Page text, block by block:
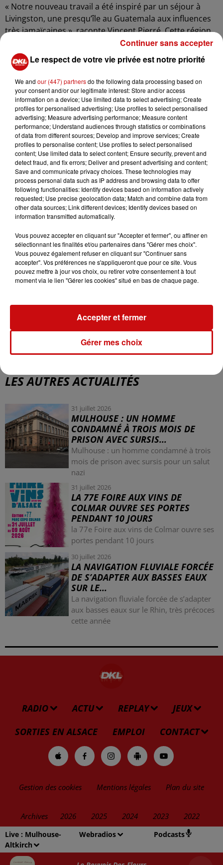
Live : Mulhouse-
Altkirch
Webradios Podcasts
« Notre nouveau travail a été inspiré par un séjour à
Livingston, une presqu’île au Guatemala aux influences
très jamaïcaines », raconte Vincent Pierré. Cette région
se distingue par sa culture caribéenne et son dialecte
unique, le Garifuna.
Un Album Collaboratif
Sur leur nouvel opus, Spirit Revolution collabore avec
Sugardaddy et Mr Kamanzi, deux artistes réguliers du
groupe. Le premier titre, "Livingstons Riddim", est
interprété par Daniel Bless des îles Vierges, tandis que
Stranjah Miller chante "Call On Jah". Les choristes de
Spirit Revolution, Moca, apportent une touche douce et
hypnotique à "The Sound of Reggae". L'album a été
enregistré en home studio à Labaroche, mixé par
Vincent Pierré et masterisé par Alchemy Dubs en
Angleterre. Toute la discographie du groupe est
disponible sur Spotify et autres plateformes.
Le 25 mai, Spirit Revolution se produira au Grillen à 20h.
La soirée reggae mettra également en vedette Tiwony,
Sugardaddy, Mr Kamanzi, G’Moses, et Manjah en sound
system. Ce sera la première performance de Tiwony à
reggae.
LES AUTRES ACTUALITÉS
31 juillet 2026
MULHOUSE : UN HOMME
CONDAMNÉ À TROIS MOIS DE
PRISON AVEC SURSIS...
Mulhouse : un homme condamné à trois
mois de prison avec sursis pour un salut
nazi
31 juillet 2026
LA 77E FOIRE AUX VINS DE
COLMAR OUVRE SES PORTES
PENDANT 10 JOURS
la 77e Foire aux vins de Colmar ouvre ses
portes pendant 10 jours
30 juillet 2026
LA NAVIGATION FLUVIALE FORCÉE
DE S’ADAPTER AUX BASSES EAUX
SUR LE...
La navigation fluviale forcée de s’adapter
aux basses eaux sur le Rhin, très précoces
cette année
RADIO ACTU REPLAY
JEUX
SORTIES EN ALSACE
EMPLOI CONTACT
Gestion des cookies Mentions légales Plan du site
Archives 2026 2025 2024 2023 2022
Le respect de votre vie privée est notre priorité
We and our (447) partnersdo the following data processing based on
your consent and/or our legitimate interest: Store and/or access
information on a device; Use limited data to select advertising; Create
profiles for personalised advertising; Use profiles to select personalised
advertising; Measure advertising performance; Measure content
performance; Understand audiences through statistics or combinations
of data from different sources; Develop and improve services; Create
profiles to personalise content; Use profiles to select personalised
content; Use limited data to select content; Ensure security, prevent and
detect fraud, and fix errors; Deliver and present advertising and content;
Save and communicate privacy choices. These technologies may
process personal data such as IP address and browsing data to offer
following functionalities: Identify devices based on information actively
requested; Use precise geolocation data; Match and combine data from
other data sources; Link different devices; Identify devices based on
information transmitted automatically.
Vous pouvez accepter en cliquant sur "Accepter et fermer", ou affiner en
sélectionnant les finalités et/ou partenaires dans "Gérer mes choix".
Vous pouvez également refuser en cliquant sur "Continuer sans
accepter". Vos préférences ne s'appliqueront que pour ce site. Vous
pouvez mettre à jour vos choix, ou retirer votre consentement à tout
moment via le lien "Gérer les cookies" situé en bas de chaque page.
Gérer mes choix
Accepter et fermer
Continuer sans accepter